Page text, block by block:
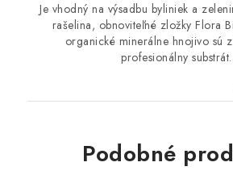
Je vhodný na výsadbu byliniek a
rašelina, obnoviteľné zložky Flora
organické minerálne hnojivo sú
profesionálny
Podobné